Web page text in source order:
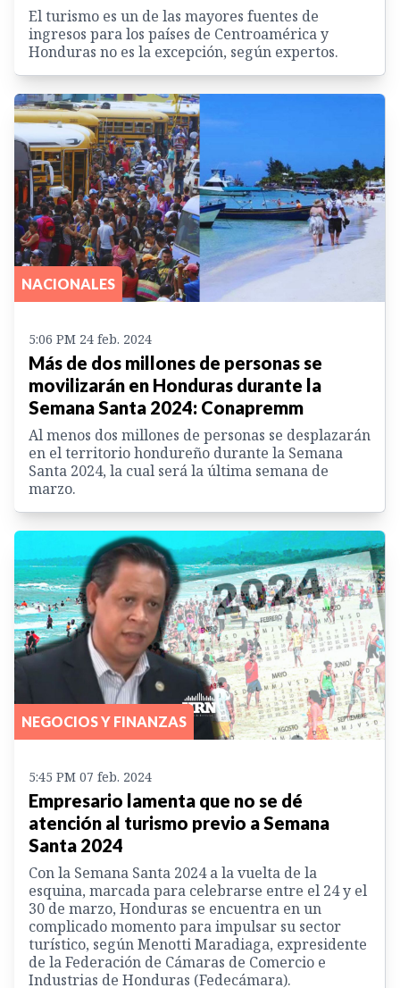
El turismo es un de las mayores fuentes de
ingresos para los países de Centroamérica y
Honduras no es la excepción, según expertos.
NACIONALES
5:06 PM 24 feb. 2024
Más de dos millones de personas se
movilizarán en Honduras durante la
Semana Santa 2024: Conapremm
Al menos dos millones de personas se desplazarán
en el territorio hondureño durante la Semana
Santa 2024, la cual será la última semana de
marzo.
NEGOCIOS Y FINANZAS
5:45 PM 07 feb. 2024
Empresario lamenta que no se dé
atención al turismo previo a Semana
Santa 2024
Con la Semana Santa 2024 a la vuelta de la
esquina, marcada para celebrarse entre el 24 y el
30 de marzo, Honduras se encuentra en un
complicado momento para impulsar su sector
turístico, según Menotti Maradiaga, expresidente
de la Federación de Cámaras de Comercio e
Industrias de Honduras (Fedecámara).